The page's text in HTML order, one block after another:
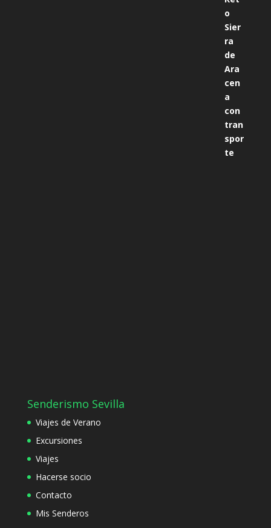
Senderismo Sevilla
Viajes de Verano
Excursiones
Viajes
Hacerse socio
Contacto
Mis Senderos